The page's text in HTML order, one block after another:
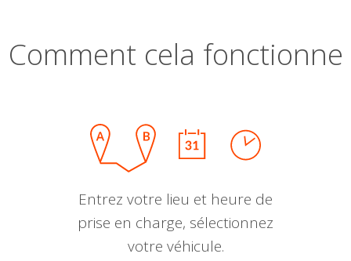
Comment cela fonctionne
Entrez votre lieu et heure de
prise en charge, sélectionnez
votre véhicule.